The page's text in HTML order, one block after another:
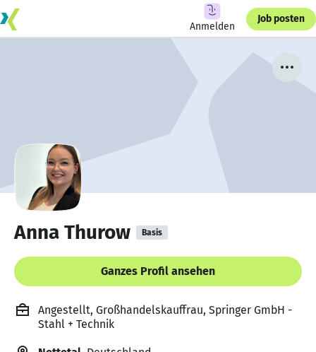
Anmelden
Job posten
Anna Thurow Basis
Ganzes Profil ansehen
Angestellt, Großhandelskauffrau, Springer GmbH -
Stahl + Technik